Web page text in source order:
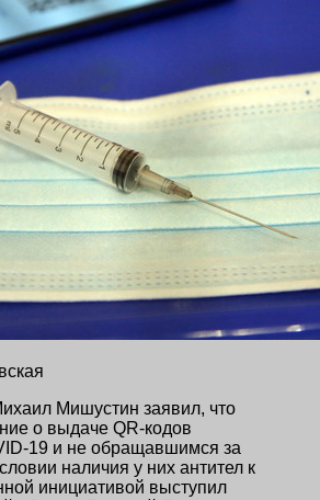
Мишустин заявил, что
о выдаче QR-кодов
19 и не обращавшимся за
наличия у них антител к
инициативой выступил